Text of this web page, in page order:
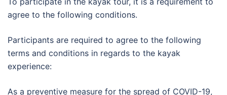
agree to the following conditions.
Participants are required to agree to the following
terms and conditions in regards to the kayak
experience:
As a preventive measure for the spread of COVID-19,